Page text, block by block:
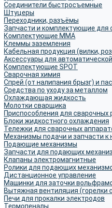
Соединители быстросъемные
Штуцеры
Переходники, разъёмы
Запчасти и комплектующие для
Комплектующие ММА
Клеммы заземления
Кабельная продукция (вилки,
Аксессуары для
Комплектующие SPOT
Сварочная химия
Спрей (от налипания брызг) и
Средства по уходу за металлом
Охлаждающая жидкость
Молотки сварщика
Приспособления для сварочных
Блоки жидкостного охлаждения
Тележки для сварочных
Механизмы подачи и запчасти к
Подающие механизмы
Запчасти для подающих
Клапаны электромагнитные
Ролики для подающих
Дистанционное управление
Машинки для заточки
Вытяжная вентиляция (горелки
Печи для прокалки электродов
Термопеналы